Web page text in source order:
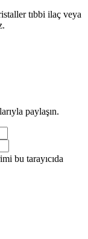
tıbbi ilaç veya
paylaşın.
bu tarayıcıda